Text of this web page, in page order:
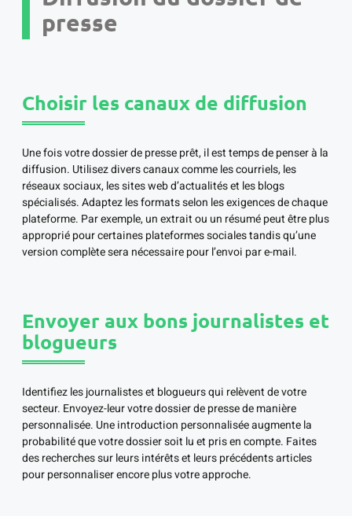
presse
Choisir les canaux de diffusion
Une fois votre dossier de presse prêt, il est temps de penser à la
diffusion. Utilisez divers canaux comme les courriels, les
réseaux sociaux, les sites web d’actualités et les blogs
spécialisés. Adaptez les formats selon les exigences de chaque
plateforme. Par exemple, un extrait ou un résumé peut être plus
approprié pour certaines plateformes sociales tandis qu’une
version complète sera nécessaire pour l’envoi par e-mail.
Envoyer aux bons journalistes et
blogueurs
Identifiez les journalistes et blogueurs qui relèvent de votre
secteur. Envoyez-leur votre dossier de presse de manière
personnalisée. Une introduction personnalisée augmente la
probabilité que votre dossier soit lu et pris en compte. Faites
des recherches sur leurs intérêts et leurs précédents articles
pour personnaliser encore plus votre approche.